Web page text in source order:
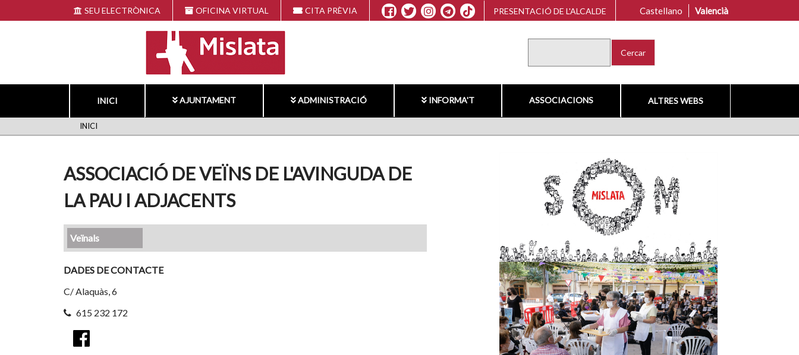
al
SEU ELECTRÒNICA OFICINA VIRTUAL CITA PRÈVIA PRESENTACIÓ DE L'ALCALDE Castellano Valencià
INICI AJUNTAMENT ADMINISTRACIÓ INFORMA'T ASSOCIACIONS ALTRES WEBS
FIL
D'ARIADNA
INICI
ASSOCIACIÓ DE VEÏNS DE L'AVINGUDA DE
LA PAU I ADJACENTS
Veïnals
DADES DE CONTACTE
C/ Alaquàs, 6
615 232 172